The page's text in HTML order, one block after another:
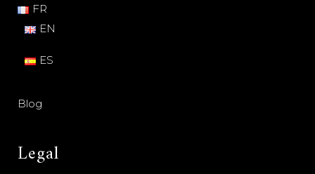
FR
EN
ES
Blog
Legal